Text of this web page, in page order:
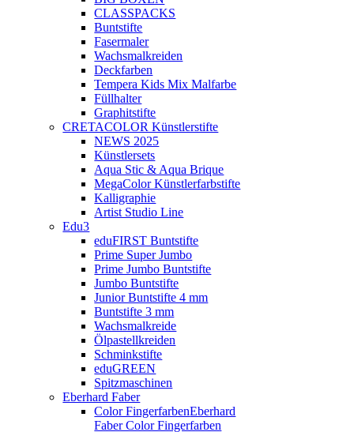
CLASSPACKS
Buntstifte
Fasermaler
Wachsmalkreiden
Deckfarben
Tempera Kids Mix Malfarbe
Füllhalter
Graphitstifte
CRETACOLOR Künstlerstifte
NEWS 2025
Künstlersets
Aqua Stic & Aqua Brique
MegaColor Künstlerfarbstifte
Kalligraphie
Artist Studio Line
Edu3
eduFIRST Buntstifte
Prime Super Jumbo
Prime Jumbo Buntstifte
Jumbo Buntstifte
Junior Buntstifte 4 mm
Buntstifte 3 mm
Wachsmalkreide
Ölpastellkreiden
Schminkstifte
eduGREEN
Spitzmaschinen
Eberhard Faber
Color FingerfarbenEberhard
Faber Color Fingerfarben